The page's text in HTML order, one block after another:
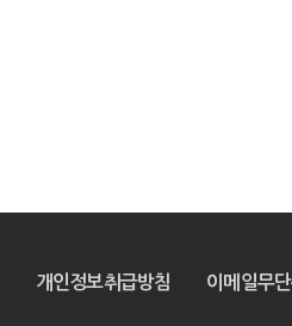
개인정보취급방침 이메일무